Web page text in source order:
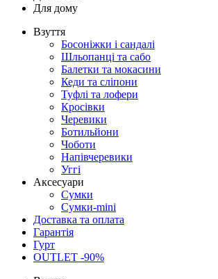
Для дому
Взуття
Босоніжки і сандалі
Шльопанці та сабо
Балетки та мокасини
Кеди та сліпони
Туфлі та лофери
Кросівки
Черевики
Ботильйони
Чоботи
Напівчеревики
Уггі
Аксесуари
Сумки
Сумки-mini
Доставка та оплата
Гарантія
Гурт
OUTLET -90%